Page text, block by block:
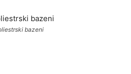
bazeni